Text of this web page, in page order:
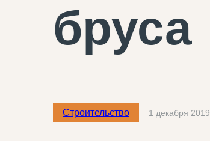
бруса
Строительство 1 декабря 2019